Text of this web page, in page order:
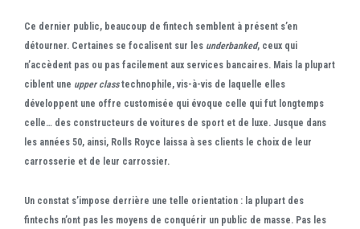
Ce dernier public, beaucoup de fintech semblent à présent s’en
détourner. Certaines se focalisent sur les underbanked, ceux qui
n’accèdent pas ou pas facilement aux services bancaires. Mais la plupart
ciblent une upper classtechnophile, vis-à-vis de laquelle elles
développent une offre customisée qui évoque celle qui fut longtemps
celle… des constructeurs de voitures de sport et de luxe. Jusque dans
les années 50, ainsi, Rolls Royce laissa à ses clients le choix de leur
carrosserie et de leur carrossier.
Un constat s’impose derrière une telle orientation : la plupart des
fintechs n’ont pas les moyens de conquérir un public de masse. Pas les